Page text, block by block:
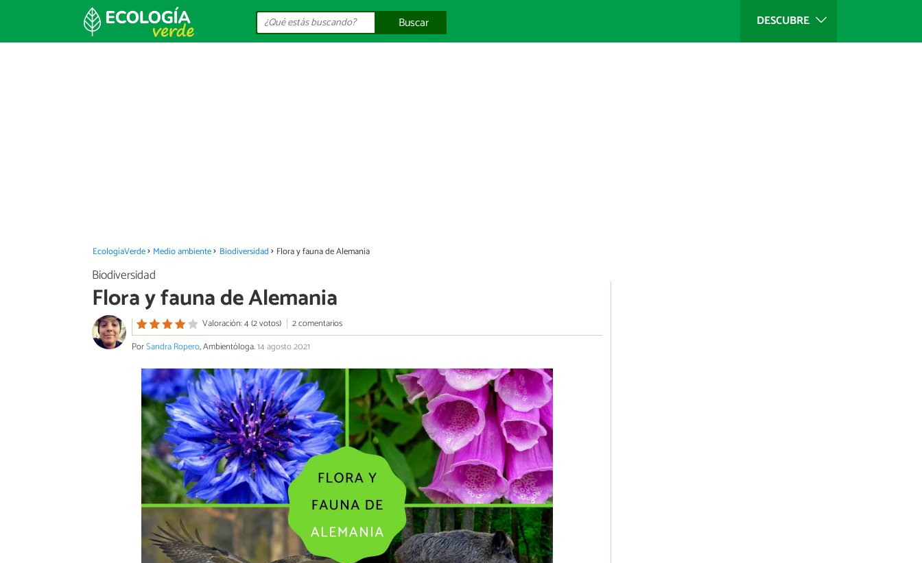
DESCUBRE
Buscar
EcologíaVerde Medio ambiente Biodiversidad Flora y fauna de Alemania
Biodiversidad
Flora y fauna de Alemania
Valoración: 4 (2 votos)
2 comentarios
PorSandra Ropero, Ambientóloga.14 agosto 2021